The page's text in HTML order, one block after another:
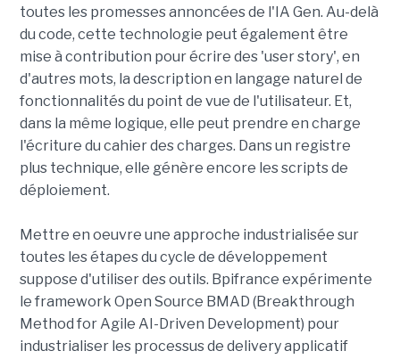
toutes les promesses annoncées de l'IA Gen. Au-delà
du code, cette technologie peut également être
mise à contribution pour écrire des 'user story', en
d'autres mots, la description en langage naturel de
fonctionnalités du point de vue de l'utilisateur. Et,
dans la même logique, elle peut prendre en charge
l'écriture du cahier des charges. Dans un registre
plus technique, elle génère encore les scripts de
déploiement.
Mettre en oeuvre une approche industrialisée sur
toutes les étapes du cycle de développement
suppose d'utiliser des outils. Bpifrance expérimente
le framework Open Source BMAD (Breakthrough
Method for Agile AI-Driven Development) pour
industrialiser les processus de delivery applicatif